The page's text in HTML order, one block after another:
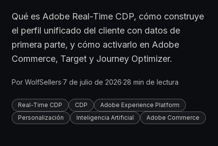
Qué es Adobe Real-Time CDP, cómo construye
el perfil unificado del cliente con datos de
primera parte, y cómo activarlo en Adobe
Commerce, Target y Journey Optimizer.
Por WolfSellers·7 de julio de 2026·28 min de lectura
Real-Time CDP CDP
Adobe Experience Platform
Personalización
Inteligencia Artificial Adobe Commerce